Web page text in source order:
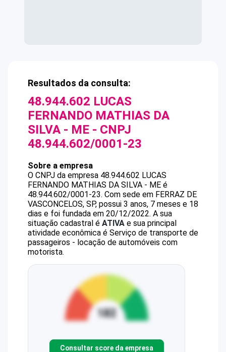
Resultados da consulta:
48.944.602 LUCAS
FERNANDO MATHIAS DA
SILVA - ME - CNPJ
48.944.602/0001-23
Sobre a empresa
O CNPJ da empresa 48.944.602 LUCAS
FERNANDO MATHIAS DA SILVA - ME é
48.944.602/0001-23. Com sede em FERRAZ DE
VASCONCELOS, SP, possui 3 anos, 7 meses e 18
dias e foi fundada em 20/12/2022. A sua
situação cadastral é ATIVA e sua principal
atividade econômica é Serviço de transporte de
passageiros - locação de automóveis com
motorista.
Consultar score da empresa